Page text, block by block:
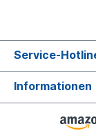
verfügt
einem
Tuning-
Service-
Informationen